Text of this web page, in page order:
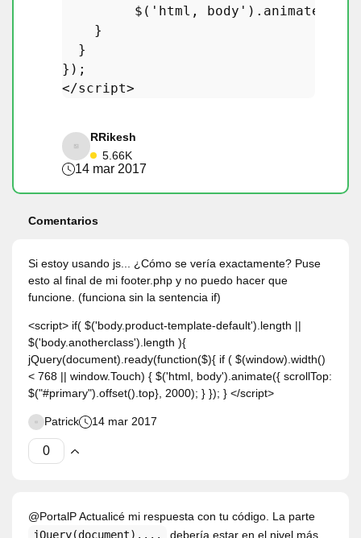
         $(
'html, body' ). animate
    }
  }
});
RRikesh
5.66K
14 mar 2017
Comentarios
Si estoy usando js... ¿Cómo se vería exactamente? Puse
esto al final de mi footer.php y no puedo hacer que
funcione. (funciona sin la sentencia if)
<script> if( $('body.product-template-default').length ||
$('body.anotherclass').length ){
jQuery(document).ready(function($){ if ( $(window).width()
< 768 || window.Touch) { $('html, body').animate({ scrollTop:
$("#primary").offset().top}, 2000); } }); } </script>
Patrick 14 mar 2017
@PortalP Actualicé mi respuesta con tu código. La parte
jQuery(document)....
debería estar en el nivel más